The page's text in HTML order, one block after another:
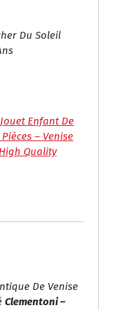
Du Soleil
Enfant De
Pièces – Venise
Quality
De Venise
Clementoni –